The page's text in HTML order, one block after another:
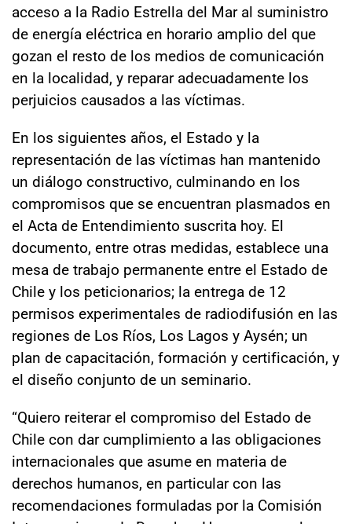
acceso a la Radio Estrella del Mar al suministro
de energía eléctrica en horario amplio del que
gozan el resto de los medios de comunicación
en la localidad, y reparar adecuadamente los
perjuicios causados a las víctimas.
En los siguientes años, el Estado y la
representación de las víctimas han mantenido
un diálogo constructivo, culminando en los
compromisos que se encuentran plasmados en
el Acta de Entendimiento suscrita hoy. El
documento, entre otras medidas, establece una
mesa de trabajo permanente entre el Estado de
Chile y los peticionarios; la entrega de 12
permisos experimentales de radiodifusión en las
regiones de Los Ríos, Los Lagos y Aysén; un
plan de capacitación, formación y certificación, y
el diseño conjunto de un seminario.
“Quiero reiterar el compromiso del Estado de
Chile con dar cumplimiento a las obligaciones
internacionales que asume en materia de
derechos humanos, en particular con las
recomendaciones formuladas por la Comisión